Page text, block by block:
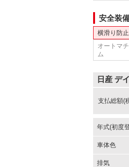
安全装
横滑り防
オートマ
ム
日産 デ
支払総額(
年式(初度
車体色
排気